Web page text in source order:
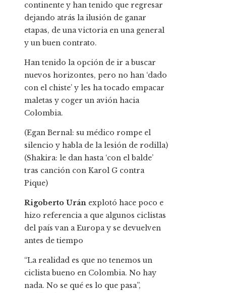
continente y han tenido que regresar
dejando atrás la ilusión de ganar
etapas, de una victoria en una general
y un buen contrato.
Han tenido la opción de ir a buscar
nuevos horizontes, pero no han ‘dado
con el chiste’ y les ha tocado empacar
maletas y coger un avión hacia
Colombia.
(Egan Bernal: su médico rompe el
silencio y habla de la lesión de rodilla)
(Shakira: le dan hasta ‘con el balde’
tras canción con Karol G contra
Pique)
Rigoberto Urán explotó hace poco e
hizo referencia a que algunos ciclistas
del país van a Europa y se devuelven
antes de tiempo
“La realidad es que no tenemos un
ciclista bueno en Colombia. No hay
nada. No se qué es lo que pasa”,